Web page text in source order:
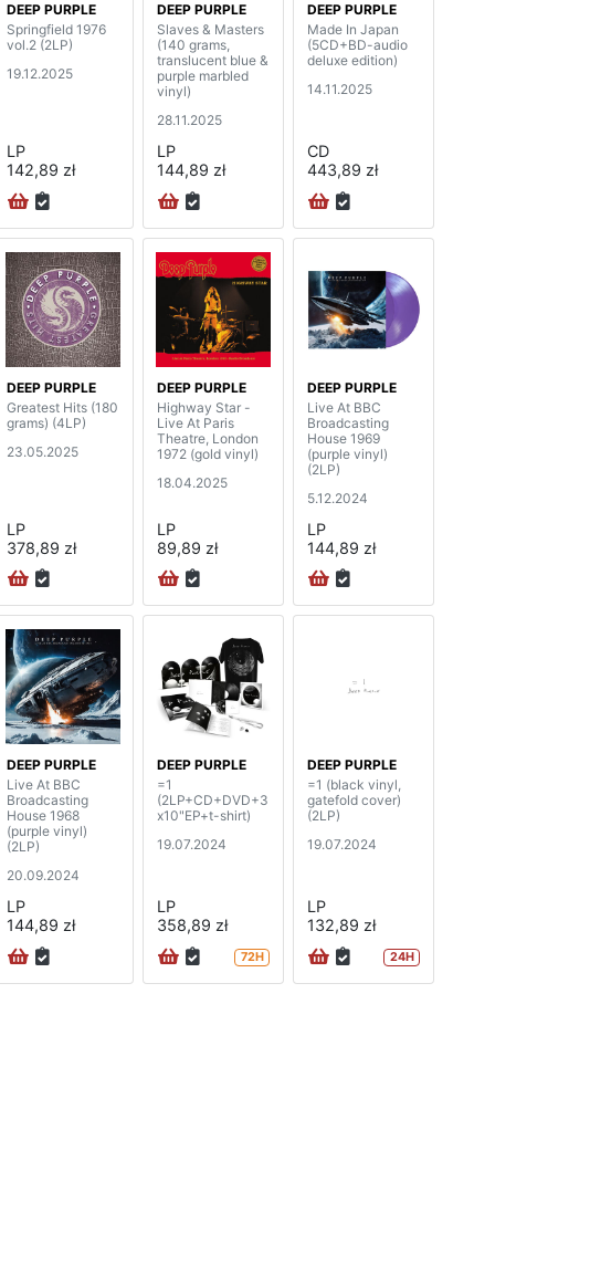
DEEP PURPLE
Springfield 1976
vol.2 (2LP)
19.12.2025
LP
142,89 zł
DEEP PURPLE
Slaves & Masters
(140 grams,
translucent blue &
purple marbled
vinyl)
28.11.2025
LP
144,89 zł
DEEP PURPLE
Made In Japan
(5CD+BD-audio
deluxe edition)
14.11.2025
CD
443,89 zł
DEEP PURPLE
Greatest Hits (180
grams) (4LP)
23.05.2025
LP
378,89 zł
DEEP PURPLE
Highway Star -
Live At Paris
Theatre, London
1972 (gold vinyl)
18.04.2025
LP
89,89 zł
DEEP PURPLE
Live At BBC
Broadcasting
House 1969
(purple vinyl)
(2LP)
5.12.2024
LP
144,89 zł
DEEP PURPLE
Live At BBC
Broadcasting
House 1968
(purple vinyl)
(2LP)
20.09.2024
LP
144,89 zł
DEEP PURPLE
=1
(2LP+CD+DVD+3
x10"EP+t-shirt)
19.07.2024
LP
358,89 zł
72H
DEEP PURPLE
=1 (black vinyl,
gatefold cover)
(2LP)
19.07.2024
LP
132,89 zł
24H